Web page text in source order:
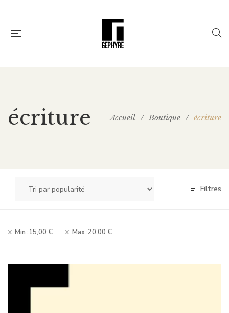
écriture Accueil / Boutique / écriture
Filtres
Min :15,00 € Max :20,00 €